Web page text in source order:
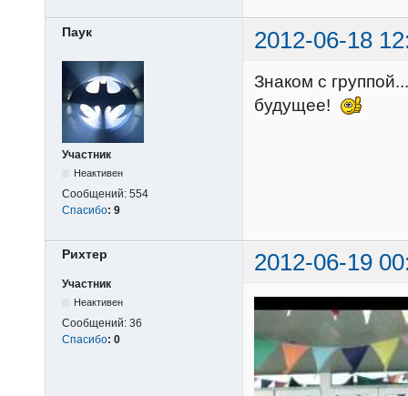
Паук 2012-06-18
Участник
Неактивен
Сообщений: 554
Спасибо: 9
Знаком с
будущее!
Рихтер 2012-06-19
Участник
Неактивен
Сообщений: 36
Спасибо: 0